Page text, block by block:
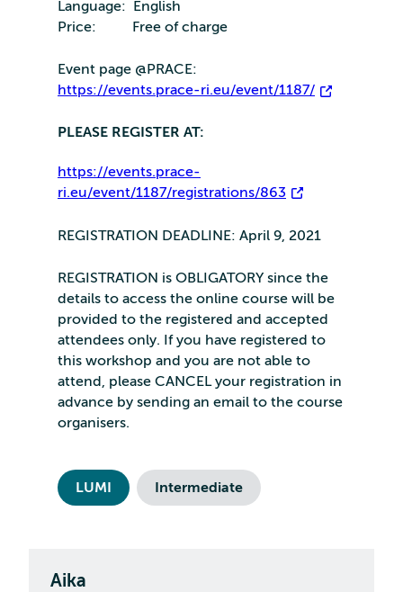
Language: English
Price: Free of charge
Event page @PRACE:
https://events.prace-ri.eu/event/1187/
PLEASE REGISTER AT:
https://events.prace-
ri.eu/event/1187/registrations/863
REGISTRATION DEADLINE: April 9, 2021
REGISTRATION is OBLIGATORY since the
details to access the online course will be
provided to the registered and accepted
attendees only. If you have registered to
this workshop and you are not able to
attend, please CANCEL your registration in
advance by sending an email to the course
organisers.
LUMI Intermediate
Aika